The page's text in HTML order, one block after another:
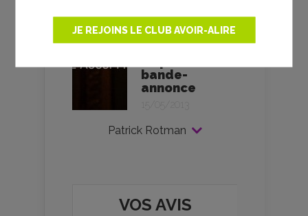
JE REJOINS LE CLUB AVOIR-ALIRE
Hollande
15/05/2013
bande-
annonce
15/05/2013
Patrick Rotman
VOS AVIS